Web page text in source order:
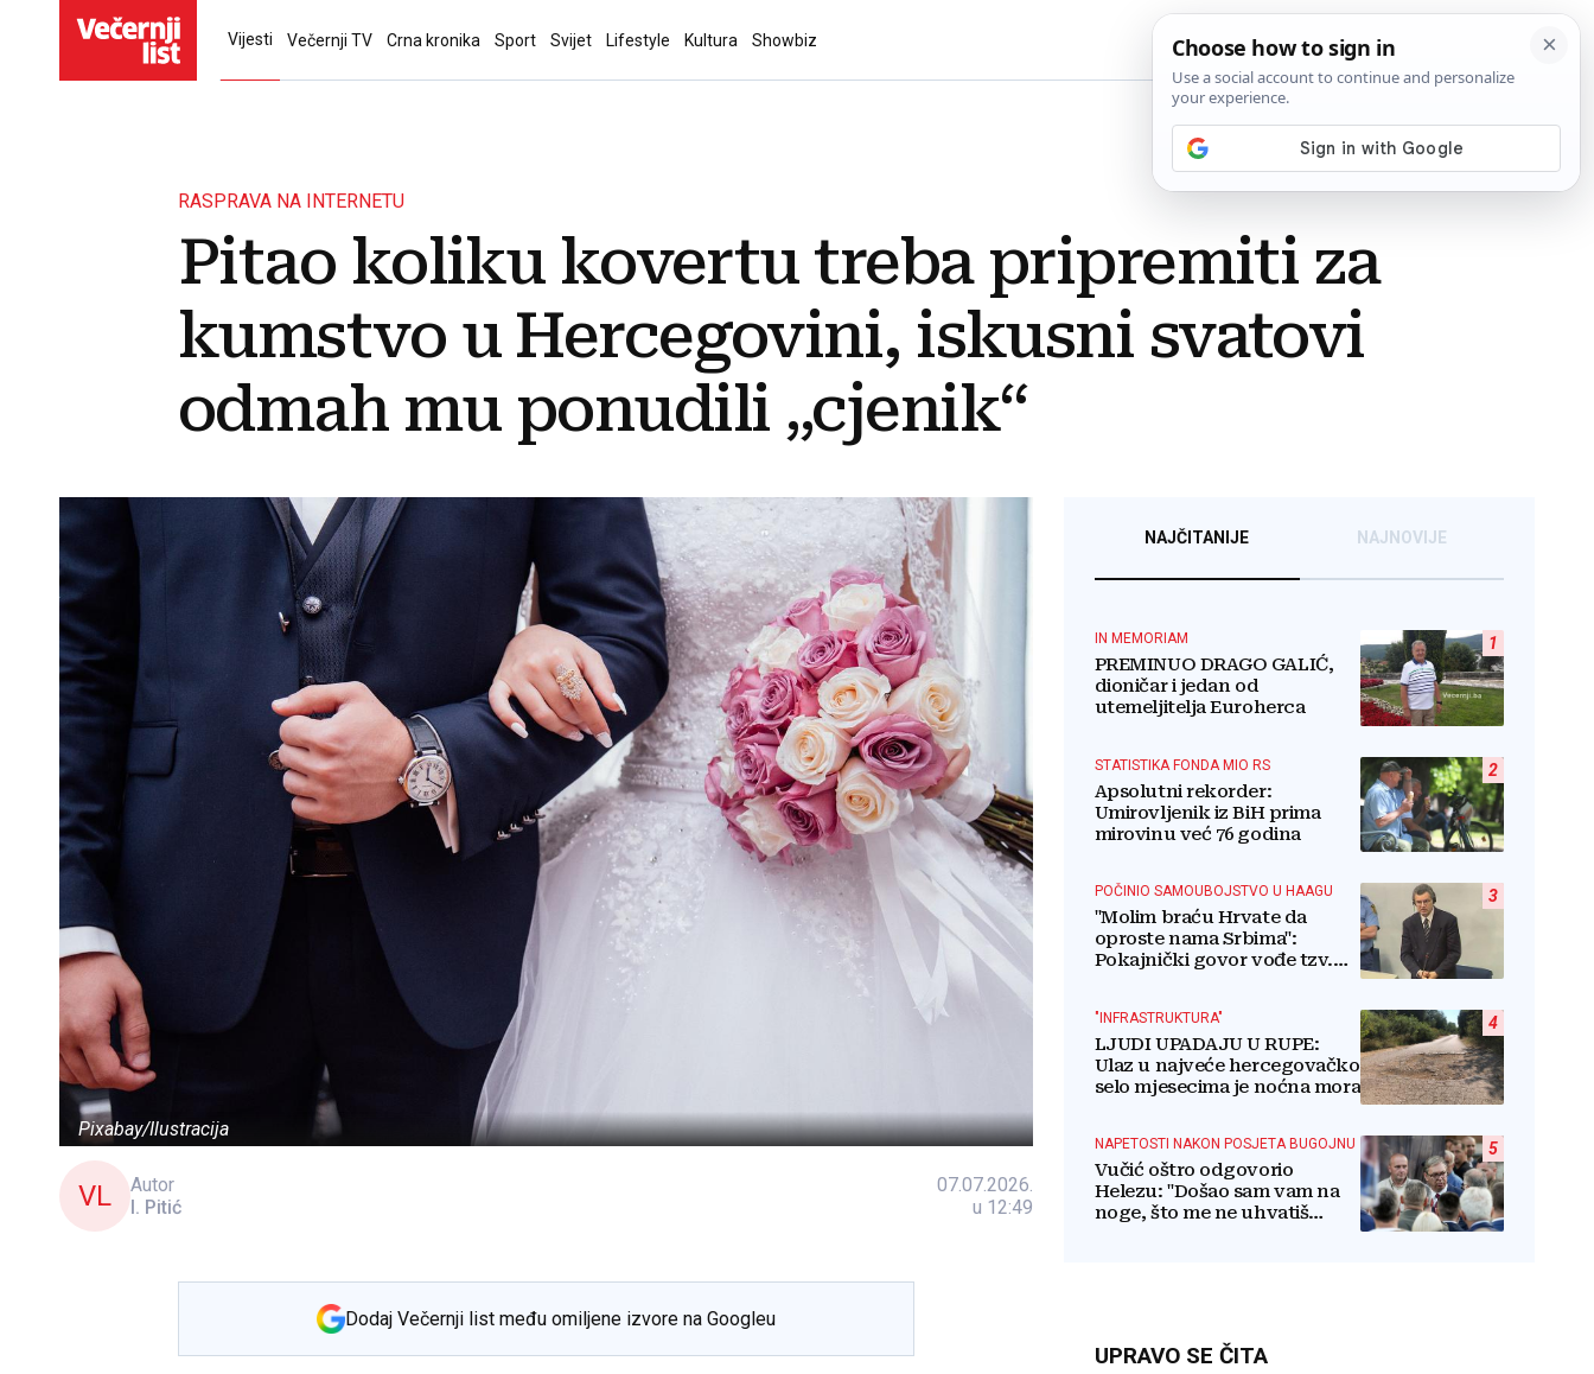
Vijesti Večernji TV Crna kronika Sport Svijet Lifestyle Kultura Showbiz
RASPRAVA NA INTERNETU
Pitao koliku kovertu treba pripremiti za
kumstvo u Hercegovini, iskusni svatovi
odmah mu ponudili „cjenik“
Pixabay/Ilustracija
VL
Autor
I. Pitić
07.07.2026.
u 12:49
Dodaj Večernji list među omiljene izvore na Googleu
NAJČITANIJE NAJNOVIJE
1
IN MEMORIAM
PREMINUO DRAGO GALIĆ,
dioničar i jedan od
utemeljitelja Euroherca
2
STATISTIKA FONDA MIO RS
Apsolutni rekorder:
Umirovljenik iz BiH prima
mirovinu već 76 godina
3
POČINIO SAMOUBOJSTVO U HAAGU
"Molim braću Hrvate da
oproste nama Srbima":
Pokajnički govor vođe tzv.
4
"INFRASTRUKTURA"
LJUDI UPADAJU U RUPE:
Ulaz u najveće hercegovačko
selo mjesecima je noćna mora
5
NAPETOSTI NAKON POSJETA BUGOJNU
Vučić oštro odgovorio
Helezu: "Došao sam vam na
noge, što me ne uhvatiš
UPRAVO SE ČITA